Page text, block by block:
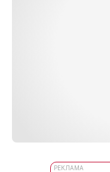
РЕКЛАМА